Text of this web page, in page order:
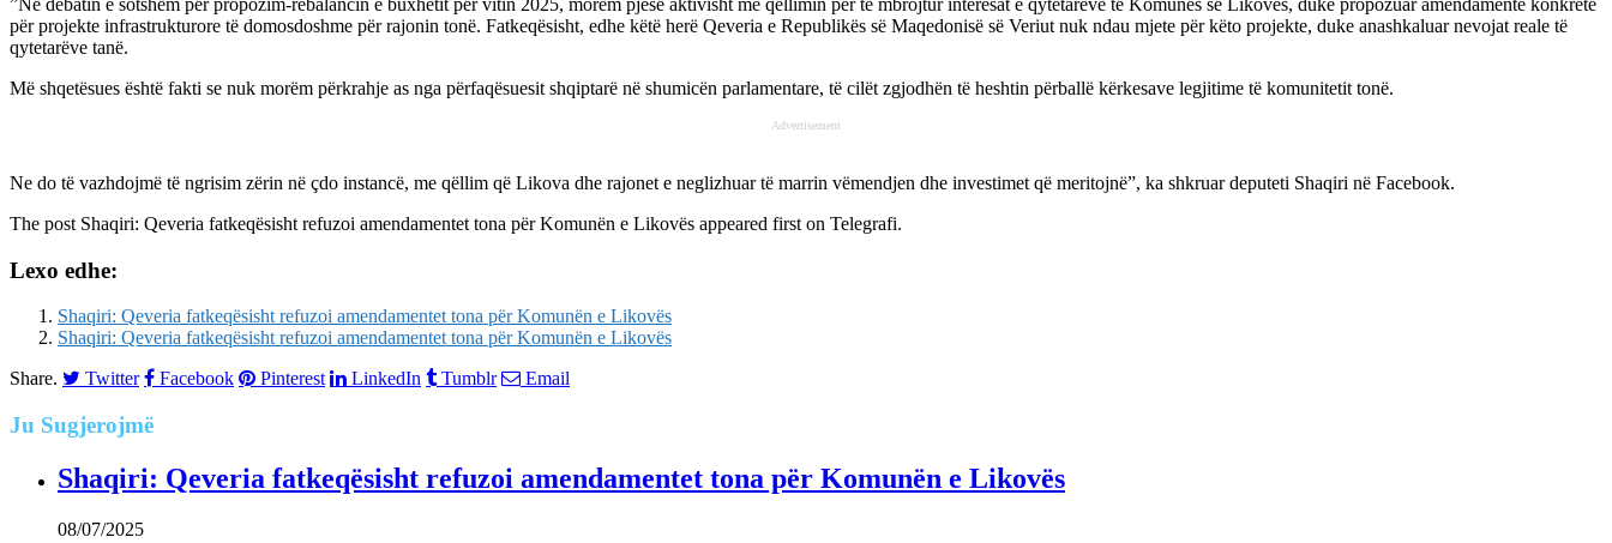
për projekte infrastrukturore të domosdoshme për rajonin tonë. Fatkeqësisht, edhe këtë herë Qeveria e Republikës së Maqedonisë së Veriut nuk ndau mjete për këto projekte, duke anashkaluar nevojat reale të
qytetarëve tanë.
Më shqetësues është fakti se nuk morëm përkrahje as nga përfaqësuesit shqiptarë në shumicën parlamentare, të cilët zgjodhën të heshtin përballë kërkesave legjitime të komunitetit tonë.
Advertisement
Ne do të vazhdojmë të ngrisim zërin në çdo instancë, me qëllim që Likova dhe rajonet e neglizhuar të marrin vëmendjen dhe investimet që meritojnë”, ka shkruar deputeti Shaqiri në Facebook.
The post Shaqiri: Qeveria fatkeqësisht refuzoi amendamentet tona për Komunën e Likovës appeared first on Telegrafi.
Lexo edhe:
Shaqiri: Qeveria fatkeqësisht refuzoi amendamentet tona për Komunën e Likovës
Shaqiri: Qeveria fatkeqësisht refuzoi amendamentet tona për Komunën e Likovës
Share.
Twitter Facebook Pinterest LinkedIn Tumblr Email
Ju Sugjerojmë
Shaqiri: Qeveria fatkeqësisht refuzoi amendamentet tona për Komunën e Likovës
08/07/2025